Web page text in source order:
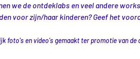
we de ontdeklabs en veel andere
voor zijn/haar kinderen? Geef het
foto's en video's gemaakt ter promotie van de